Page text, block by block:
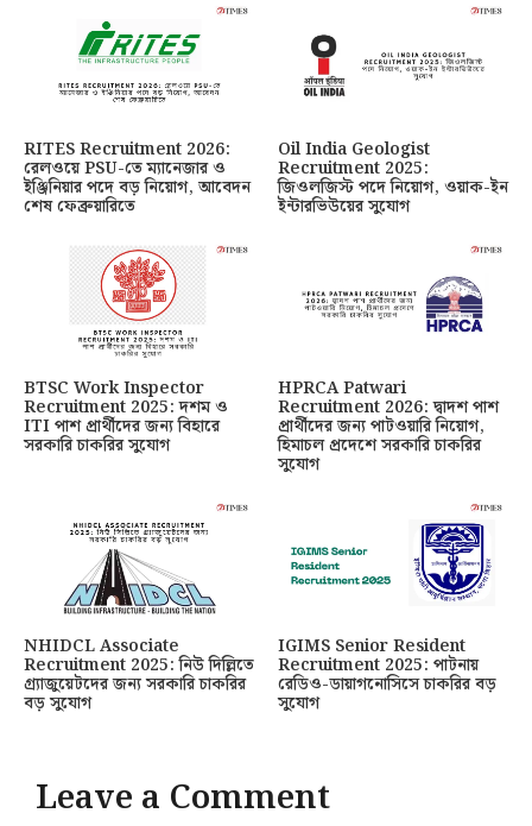
RITES Recruitment 2026:
রেলওয়ে PSU-তে ম্যানেজার ও
ইঞ্জিনিয়ার পদে বড় নিয়োগ, আবেদন
শেষ ফেব্রুয়ারিতে
Oil India Geologist
Recruitment 2025:
জিওলজিস্ট পদে নিয়োগ, ওয়াক-ইন
ইন্টারভিউয়ের সুযোগ
BTSC Work Inspector
Recruitment 2025: দশম ও
ITI পাশ প্রার্থীদের জন্য বিহারে
সরকারি চাকরির সুযোগ
HPRCA Patwari
Recruitment 2026: দ্বাদশ পাশ
প্রার্থীদের জন্য পাটওয়ারি নিয়োগ,
হিমাচল প্রদেশে সরকারি চাকরির
সুযোগ
NHIDCL Associate
Recruitment 2025: নিউ দিল্লিতে
গ্র্যাজুয়েটদের জন্য সরকারি চাকরির
বড় সুযোগ
IGIMS Senior Resident
Recruitment 2025: পাটনায়
রেডিও-ডায়াগনোসিসে চাকরির বড়
সুযোগ
Leave a Comment